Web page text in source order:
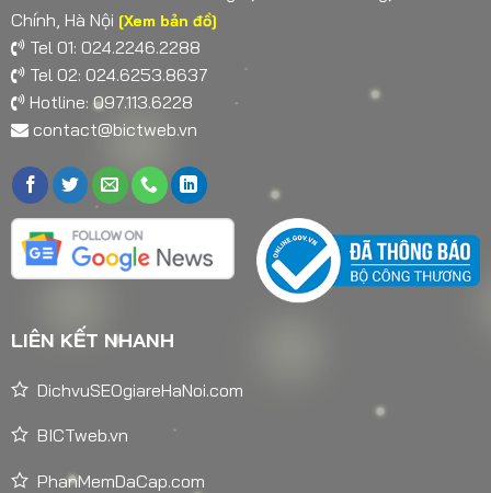
Chính, Hà Nội [Xem bản đồ]
Tel 01: 024.2246.2288
Tel 02: 024.6253.8637
Hotline: 097.113.6228
contact@bictweb.vn
LIÊN KẾT NHANH
DichvuSEOgiareHaNoi.com
BICTweb.vn
PhanMemDaCap.com